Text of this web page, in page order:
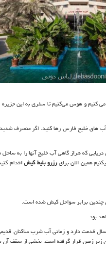
کنیم و هوس می‌کنیم تا سفری به این جزیره
های خلیج فارس رها کنید. اگر منصرف
که هراز گاهی آب خلیج آنها را به ساحل
همین الان برایرزرو بلیط کیشاقدام
چندین برابر سواحل کیش شده است.
بود.
از دیگر اماکن گردشگری و دیدنی که می توان برای گردشگران کیش معرفی کرد قنات کیش است که در حدود بیش از 2500 سال قدمت دارد و
است و امروزه به شهر زیرزمینی کاریز برای بازدید گردشگران مبدل شده است. این شهر دیدنی در عمق 16 متری زیر زمین قرار گرفته